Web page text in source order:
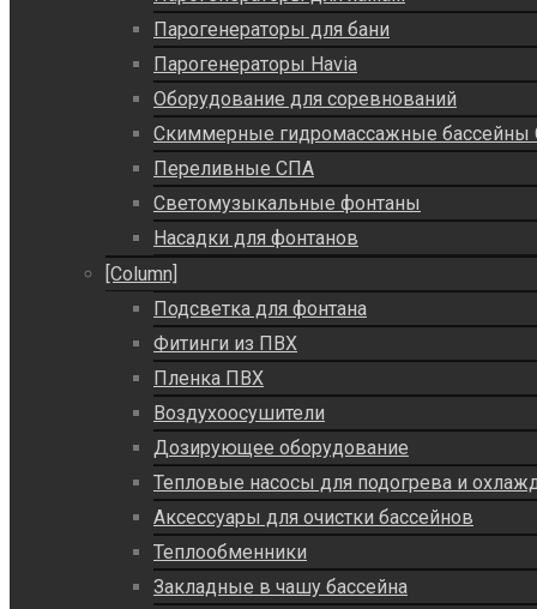
Парогенераторы для бани
Парогенераторы Havia
Оборудование для соревнований
Скиммерные гидромассажные
Переливные СПА
Светомузыкальные фонтаны
Насадки для фонтанов
[Column]
Подсветка для фонтана
Фитинги из ПВХ
Пленка ПВХ
Воздухоосушители
Дозирующее оборудование
Тепловые насосы для подогрева и
Аксессуары для очистки бассейнов
Теплообменники
Закладные в чашу бассейна